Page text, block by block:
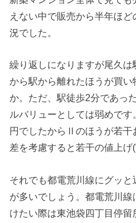
えない中で販売から半年ほ
況でした。
繰り返しになりますが尾久
から駅から離れたほうが買
か。ただ、駅徒歩2分であっ
ルバリューとしては弱めで
円でしたからⅡのほうが若干
差を考慮すると若干の値上げ
それでも都電荒川線にグッ
が多いでしょう。都電荒川
けたい際は東池袋四丁目停